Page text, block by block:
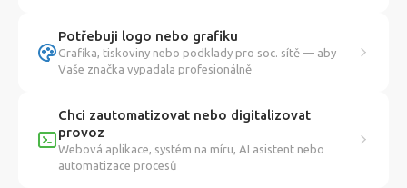
Potřebuji logo nebo grafiku
Grafika, tiskoviny nebo podklady pro soc. sítě — aby
Vaše značka vypadala profesionálně
Chci zautomatizovat nebo digitalizovat
provoz
Webová aplikace, systém na míru, AI asistent nebo
automatizace procesů